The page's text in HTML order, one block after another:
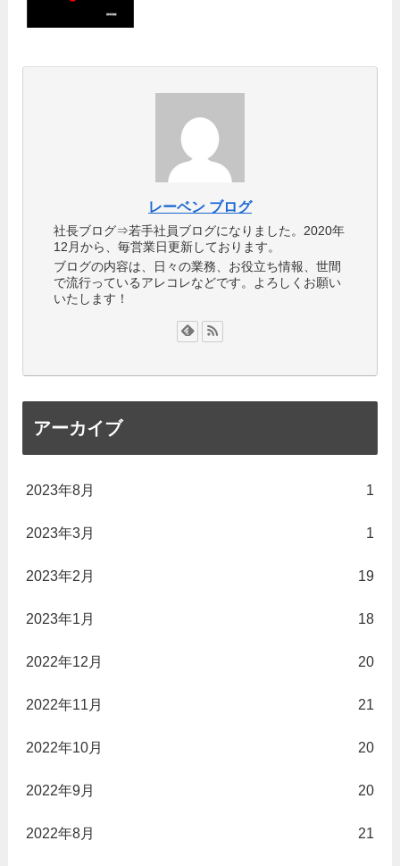
レーベン ブログ
社長ブログ⇒若手社員ブログになりました。2020年
12月から、毎営業日更新しております。
ブログの内容は、日々の業務、お役立ち情報、世間
で流行っているアレコレなどです。よろしくお願い
いたします！
アーカイブ
2023年8月 1
2023年3月 1
2023年2月 19
2023年1月 18
2022年12月 20
2022年11月 21
2022年10月 20
2022年9月 20
2022年8月 21